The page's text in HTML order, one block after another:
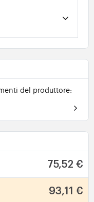
del produttore:
75,52 €
93,11 €